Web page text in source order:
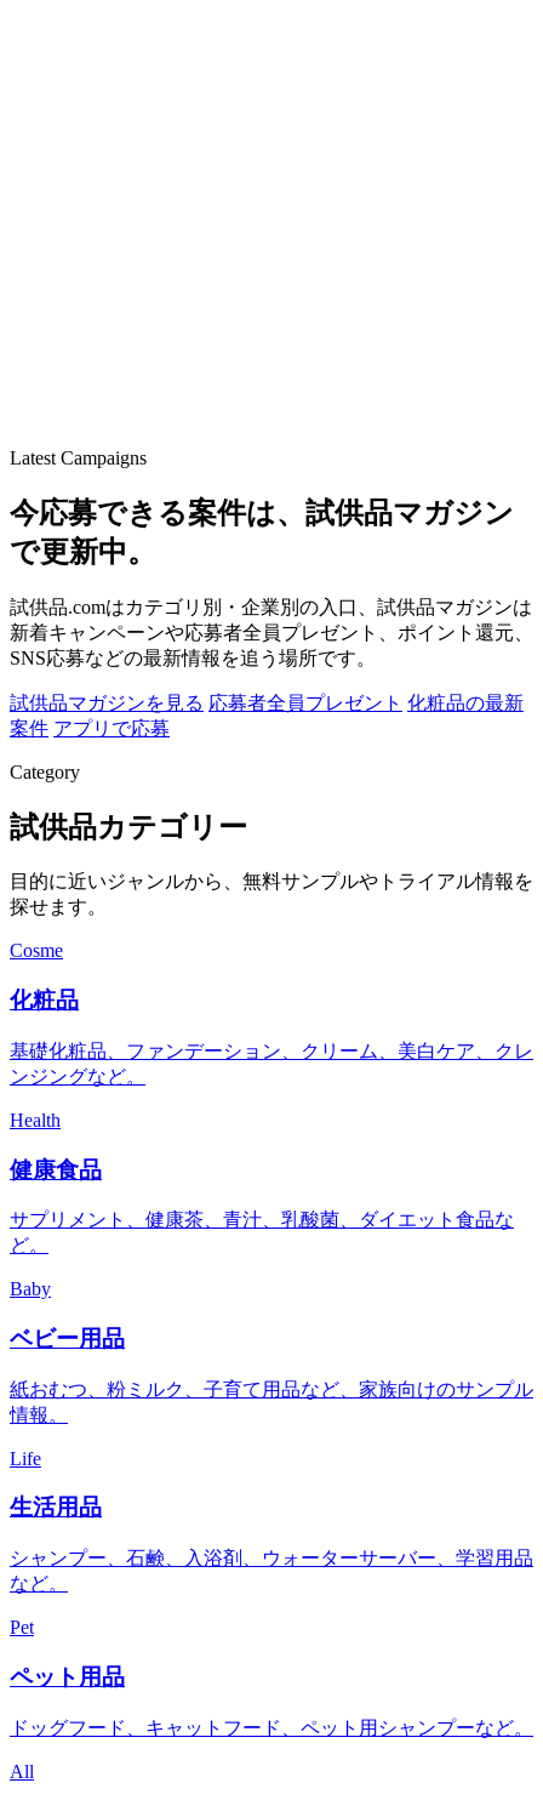
Latest Campaigns
今応募できる案件は、試供品マガジン
で更新中。
試供品.comはカテゴリ別・企業別の入口、試供品マガジンは
新着キャンペーンや応募者全員プレゼント、ポイント還元、
SNS応募などの最新情報を追う場所です。
試供品マガジンを見る 応募者全員プレゼント 化粧品の最新
案件 アプリで応募
Category
試供品カテゴリー
目的に近いジャンルから、無料サンプルやトライアル情報を
探せます。
Cosme
化粧品
基礎化粧品、ファンデーション、クリーム、美白ケア、クレ
ンジングなど。
Health
健康食品
サプリメント、健康茶、青汁、乳酸菌、ダイエット食品な
ど。
Baby
ベビー用品
紙おむつ、粉ミルク、子育て用品など、家族向けのサンプル
情報。
Life
生活用品
シャンプー、石鹸、入浴剤、ウォーターサーバー、学習用品
など。
Pet
ペット用品
ドッグフード、キャットフード、ペット用シャンプーなど。
All